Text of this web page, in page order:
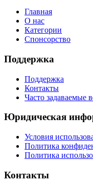
Главная
О нас
Категории
Спонсорство
Поддержка
Поддержка
Контакты
Часто задаваемые
Юридическая
Условия
Политика
Политика
Контакты